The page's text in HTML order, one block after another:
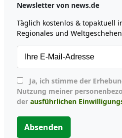
Newsletter von news.de
Täglich kostenlos & topaktuell
Regionales und
Nutzung meiner
der ausführlichen
Absenden